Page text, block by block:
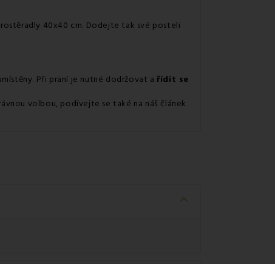
40x40 cm. Dodejte tak své posteli
Při praní je nutné dodržovat a řídit se
volbou, podívejte se také na náš článek
keyboard_arrow_down